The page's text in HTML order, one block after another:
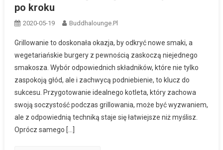
po kroku
2020-05-19 Buddhalounge.pl
Grillowanie to doskonała okazja, by odkryć nowe smaki, a
wegetariańskie burgery z pewnością zaskoczą niejednego
smakosza. Wybór odpowiednich składników, które nie tylko
zaspokoją głód, ale i zachwycą podniebienie, to klucz do
sukcesu. Przygotowanie idealnego kotleta, który zachowa
swoją soczystość podczas grillowania, może być wyzwaniem,
ale z odpowiednią techniką staje się łatwiejsze niż myślisz.
Oprócz samego […]